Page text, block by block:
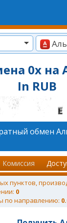
0x на
In RUB
обмен
Комиссия
пунктов,
0
по направлению: